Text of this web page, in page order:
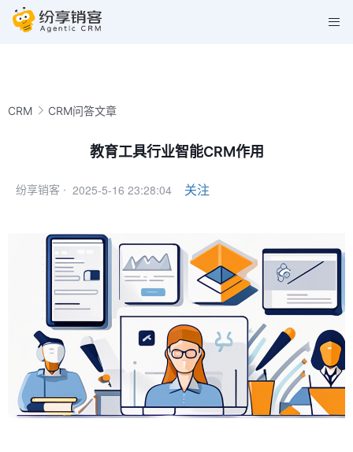
CRM CRM问答文章
教育工具行业智能CRM作用
纷享销客 · 2025-5-16 23:28:04 关注